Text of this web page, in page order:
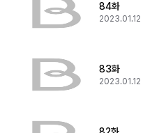
84화
2023.01.12
83화
2023.01.12